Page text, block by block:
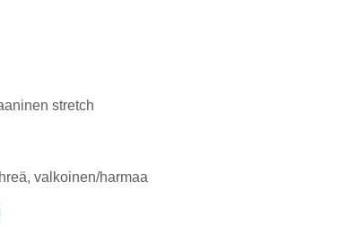
stretch
valkoinen/harmaa